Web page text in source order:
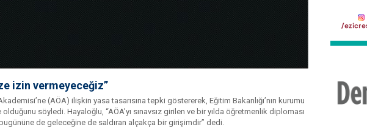
izin vermeyeceğiz”
(AÖA) ilişkin yasa tasarısına tepki göstererek, Eğitim Bakanlığı’nın kurumu
söyledi. Hayaloğlu, “AÖA’yı sınavsız girilen ve bir yılda öğretmenlik diploması
de geleceğine de saldıran alçakça bir girişimdir” dedi.